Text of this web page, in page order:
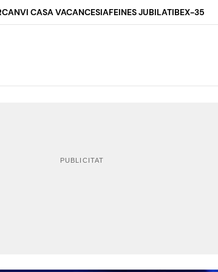
CASA VACANCESIAFEINES JUBILATIBEX-35